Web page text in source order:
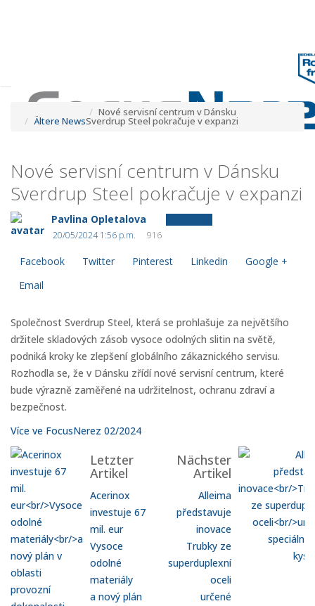
Ältere News
Nové servisní centrum v Dánsku
Sverdrup Steel pokračuje v expanzi
Nové servisní centrum v Dánsku
Sverdrup Steel pokračuje v expanzi
Pavlina Opletalova
20/05/2024 1:56 p.m.
916
Facebook Twitter Pinterest Linkedin
Google +
Email
Společnost Sverdrup Steel, která se prohlašuje za největšího
držitele skladových zásob vysoce odolných slitin na světě,
podniká kroky ke zlepšení globálního zákaznického servisu.
Rozhodla se, že v Dánsku zřídí nové servisní centrum, které
bude výrazně zaměřené na udržitelnost, ochranu zdraví a
bezpečnost.
Více ve FocusNerez 02/2024
Letzter
Artikel
Acerinox
investuje 67
mil. eur
Vysoce
odolné
materiály
a nový plán
Nächster
Artikel
Alleima
představuje
inovace
Trubky ze
superduplexní
oceli
určené